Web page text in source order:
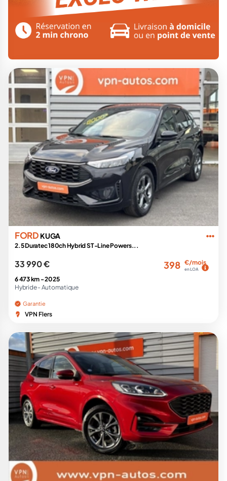
FORD KUGA
2.5 Duratec 180ch Hybrid ST-Line Powers...
33 990 € 398 €/mois
en LOA
6 473 km -2025
Hybride - Automatique
Garantie
VPN Flers